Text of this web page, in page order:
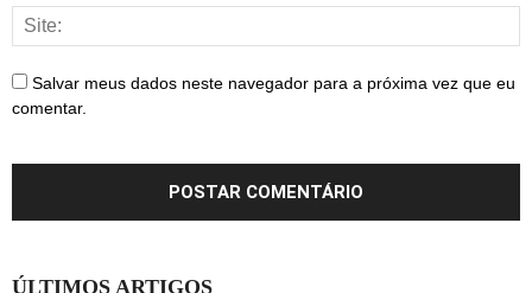
Salvar meus dados neste navegador para a próxima vez que eu
comentar.
ÚLTIMOS ARTIGOS